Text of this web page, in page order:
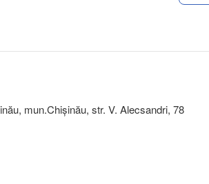
mun.Chişinău, str. V. Alecsandri, 78